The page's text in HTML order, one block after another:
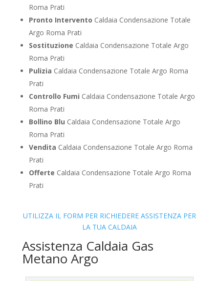
Roma Prati
Pronto Intervento Caldaia Condensazione Totale
Argo Roma Prati
Sostituzione Caldaia Condensazione Totale Argo
Roma Prati
Pulizia Caldaia Condensazione Totale Argo Roma
Prati
Controllo Fumi Caldaia Condensazione Totale Argo
Roma Prati
Bollino Blu Caldaia Condensazione Totale Argo
Roma Prati
Vendita Caldaia Condensazione Totale Argo Roma
Prati
Offerte Caldaia Condensazione Totale Argo Roma
Prati
UTILIZZA IL FORM PER RICHIEDERE ASSISTENZA PER
LA TUA CALDAIA
Assistenza Caldaia Gas
Metano Argo